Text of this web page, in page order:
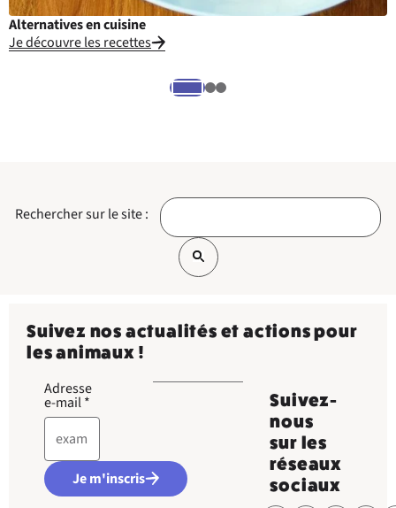
Alternatives en cuisine
Je découvre les recettes
Rechercher sur le site :
Suivez nos actualités et actions pour
les animaux !
Adresse
e-mail*
Je m'inscris
Suivez-
nous
sur les
réseaux
sociaux